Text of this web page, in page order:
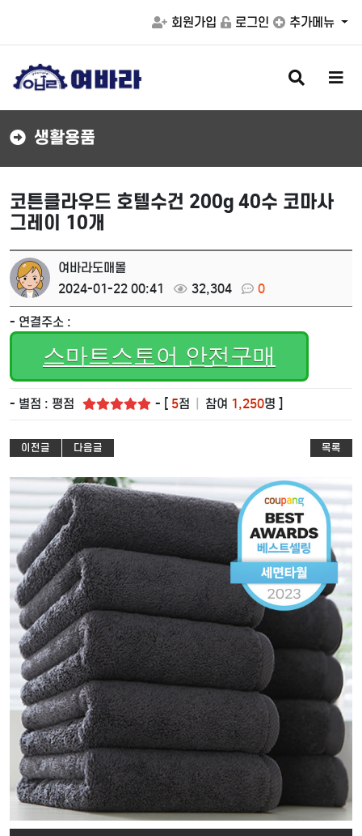
회원가입 로그인 추가메뉴
검
색
버
메
버
생활용품
코튼클라우드 호텔수건 200g 40수 코마사
그레이 10개
여바라도매몰
2024-01-22 00:41
32,304 0
- 연결주소 :
스마트스토어 안전구매
- 별점 : 평점 - [ 5점 참여 1,250명 ]
이전글 다음글 목록